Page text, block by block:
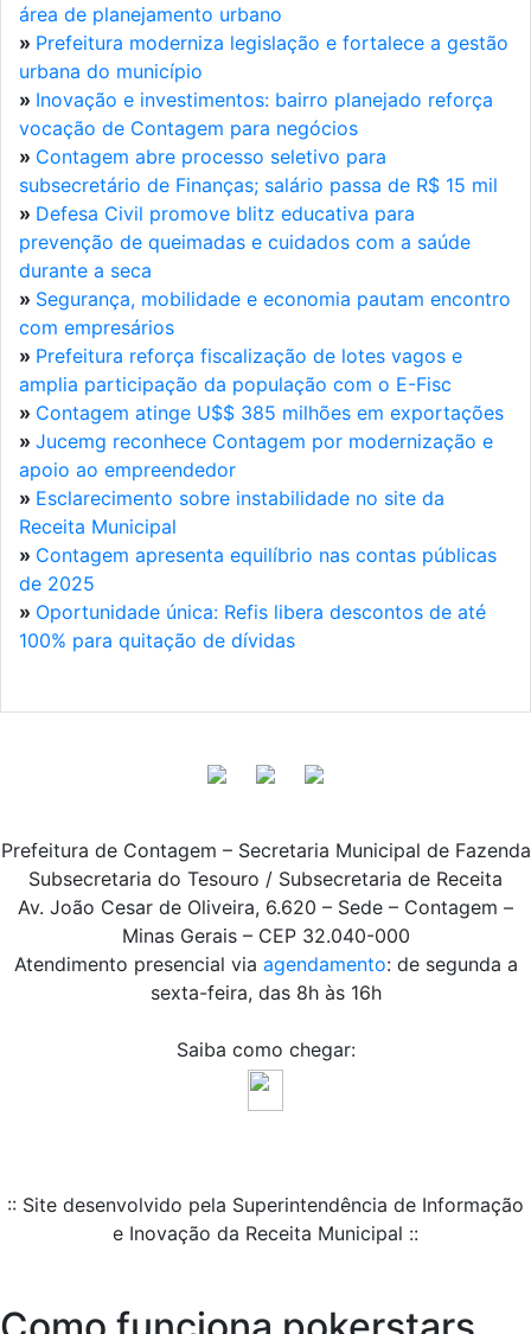
área de planejamento urbano
» Prefeitura moderniza legislação e fortalece a gestão
urbana do município
» Inovação e investimentos: bairro planejado reforça
vocação de Contagem para negócios
» Contagem abre processo seletivo para
subsecretário de Finanças; salário passa de R$ 15 mil
» Defesa Civil promove blitz educativa para
prevenção de queimadas e cuidados com a saúde
durante a seca
» Segurança, mobilidade e economia pautam encontro
com empresários
» Prefeitura reforça fiscalização de lotes vagos e
amplia participação da população com o E-Fisc
» Contagem atinge U$$ 385 milhões em exportações
» Jucemg reconhece Contagem por modernização e
apoio ao empreendedor
» Esclarecimento sobre instabilidade no site da
Receita Municipal
» Contagem apresenta equilíbrio nas contas públicas
de 2025
» Oportunidade única: Refis libera descontos de até
100% para quitação de dívidas
Prefeitura de Contagem – Secretaria Municipal de Fazenda
Subsecretaria do Tesouro / Subsecretaria de Receita
Av. João Cesar de Oliveira, 6.620 – Sede – Contagem –
Minas Gerais – CEP 32.040-000
Atendimento presencial via agendamento: de segunda a
sexta-feira, das 8h às 16h
Saiba como chegar:
:: Site desenvolvido pela Superintendência de Informação
e Inovação da Receita Municipal ::